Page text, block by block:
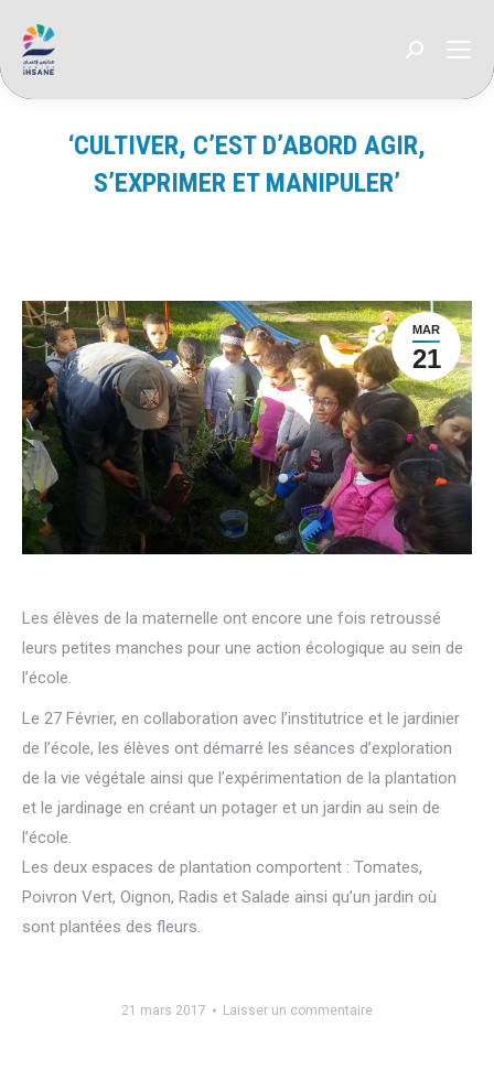
Recherche
‘CULTIVER, C’EST D’ABORD AGIR,
S’EXPRIMER ET MANIPULER’
MAR
21
Les élèves de la maternelle ont encore une fois retroussé
leurs petites manches pour une action écologique au sein de
l’école.
Le 27 Février, en collaboration avec l’institutrice et le jardinier
de l’école, les élèves ont démarré les séances d’exploration
de la vie végétale ainsi que l’expérimentation de la plantation
et le jardinage en créant un potager et un jardin au sein de
l’école.
Les deux espaces de plantation comportent : Tomates,
Poivron Vert, Oignon, Radis et Salade ainsi qu’un jardin où
sont plantées des fleurs.
21 mars 2017 Laisser un commentaire